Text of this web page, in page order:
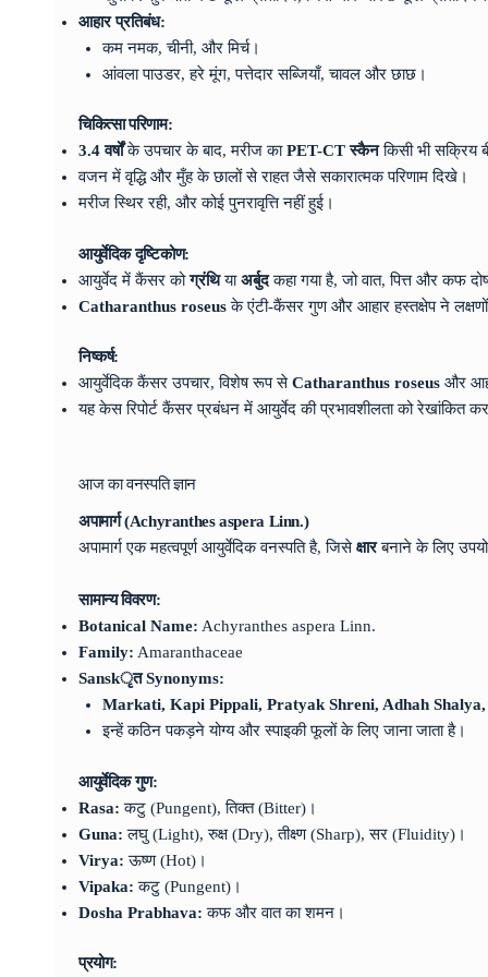
आहार प्रतिबंध:
कम नमक, चीनी, और मिर्च।
आंवला पाउडर, हरे मूंग, पत्तेदार सब्जियाँ, चावल और छाछ।
चिकित्सा परिणाम:
3.4 वर्षोंके उपचार के बाद, मरीज काPET-CT स्कैनकिसी भी सक्रिय
वजन में वृद्धि और मुँह के छालों से राहत जैसे सकारात्मक परिणाम दिखे।
मरीज स्थिर रही, और कोई पुनरावृत्ति नहीं हुई।
आयुर्वेदिक दृष्टिकोण:
आयुर्वेद में कैंसर कोग्रंथियाअर्बुदकहा गया है, जो वात, पित्त और कफ
Catharanthus roseusके एंटी-कैंसर गुण और आहार हस्तक्षेप ने
निष्कर्ष:
आयुर्वेदिक कैंसर उपचार, विशेष रूप सेCatharanthus roseusऔर
यह केस रिपोर्ट कैंसर प्रबंधन में आयुर्वेद की प्रभावशीलता को
आज का वनस्पति ज्ञान
अपामार्ग (Achyranthes aspera Linn.)
अपामार्ग एक महत्वपूर्ण आयुर्वेदिक वनस्पति है, जिसेक्षारबनाने के लिए
सामान्य विवरण:
Botanical Name: Achyranthes aspera Linn.
Family: Amaranthaceae
Sanskृत Synonyms:
Markati, Kapi Pippali, Pratyak Shreni, Adhah
इन्हें कठिन पकड़ने योग्य और स्पाइकी फूलों के लिए जाना जाता है।
आयुर्वेदिक गुण:
Rasa: कटु (Pungent), तिक्त (Bitter)।
Guna: लघु (Light), रुक्ष (Dry), तीक्ष्ण (Sharp), सर (Fluidity)।
Virya: ऊष्ण (Hot)।
Vipaka: कटु (Pungent)।
Dosha Prabhava: कफ और वात का शमन।
प्रयोग: